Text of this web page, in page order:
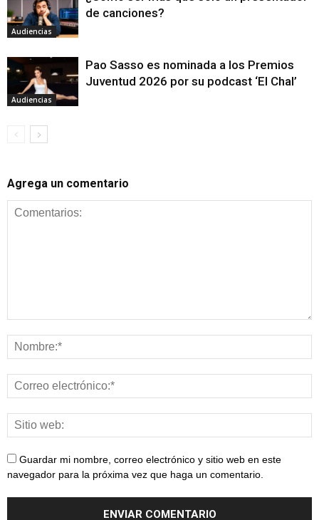
Audiencias
de canciones?
Audiencias
Pao Sasso es nominada a los Premios
Juventud 2026 por su podcast ‘El Chal’
Agrega un comentario
Guardar mi nombre, correo electrónico y sitio web en este
navegador para la próxima vez que haga un comentario.